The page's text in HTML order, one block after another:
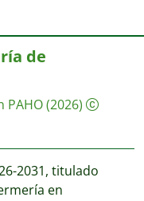
de
PAHO(2026)
2031, titulado
en